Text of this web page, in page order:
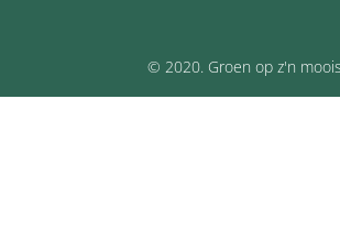
© 2020. Groen op z'n